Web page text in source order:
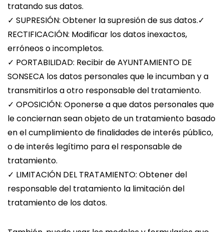
tratando sus datos.
✓ SUPRESIÓN: Obtener la supresión de sus datos.✓
RECTIFICACIÓN: Modificar los datos inexactos,
erróneos o incompletos.
✓ PORTABILIDAD: Recibir de AYUNTAMIENTO DE
SONSECA los datos personales que le incumban y a
transmitirlos a otro responsable del tratamiento.
✓ OPOSICIÓN: Oponerse a que datos personales que
le conciernan sean objeto de un tratamiento basado
en el cumplimiento de finalidades de interés público,
o de interés legítimo para el responsable de
tratamiento.
✓ LIMITACIÓN DEL TRATAMIENTO: Obtener del
responsable del tratamiento la limitación del
tratamiento de los datos.